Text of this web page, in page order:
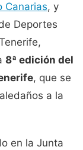
Canarias, y
Deportes
8ª edición del
, que se
a la
en la Junta